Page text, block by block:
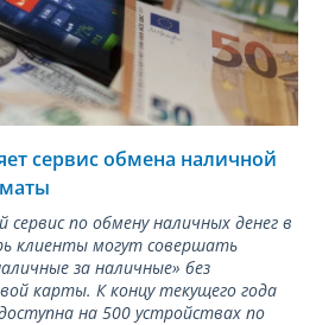
сервис обмена наличной
сервис по обмену наличных денег в
клиенты могут совершать
за наличные» без
карты. К концу текущего года
на 500 устройствах по